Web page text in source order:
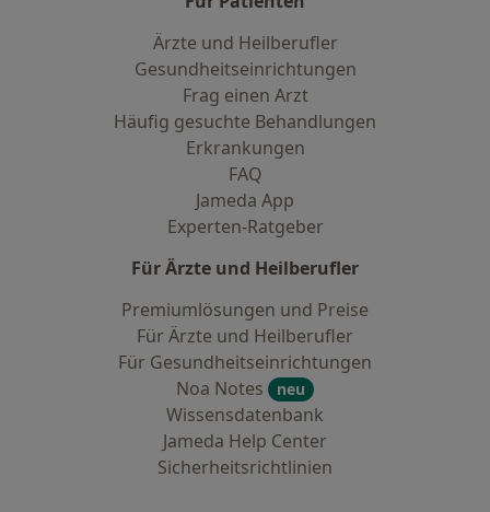
Ärzte und Heilberufler
Gesundheitseinrichtungen
Frag einen Arzt
Häufig gesuchte Behandlungen
Erkrankungen
FAQ
Jameda App
Experten-Ratgeber
Für Ärzte und Heilberufler
Premiumlösungen und Preise
Für Ärzte und Heilberufler
Für Gesundheitseinrichtungen
Noa Notes
neu
Wissensdatenbank
Jameda Help Center
Sicherheitsrichtlinien